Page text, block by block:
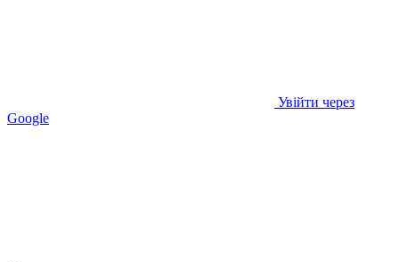
Увійти через
Google